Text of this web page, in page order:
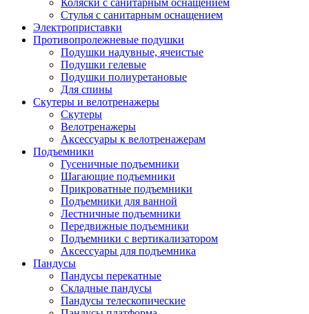
Коляски с санитарным оснащением
Стулья с санитарным оснащением
Электроприставки
Противопролежневые подушки
Подушки надувные, ячеистые
Подушки гелевые
Подушки полиуретановые
Для спины
Скутеры и велотренажеры
Скутеры
Велотренажеры
Аксессуары к велотренажерам
Подъемники
Гусеничные подъемники
Шагающие подъемники
Прикроватные подъемники
Подъемники для ванной
Лестничные подъемники
Передвижные подъемники
Подъемники с вертикализатором
Аксессуары для подъемника
Пандусы
Пандусы перекатные
Складные пандусы
Пандусы телескопические